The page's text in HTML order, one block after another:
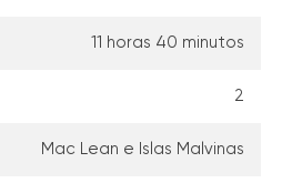
11 horas 40 minutos
2
Mac Lean e Islas Malvinas